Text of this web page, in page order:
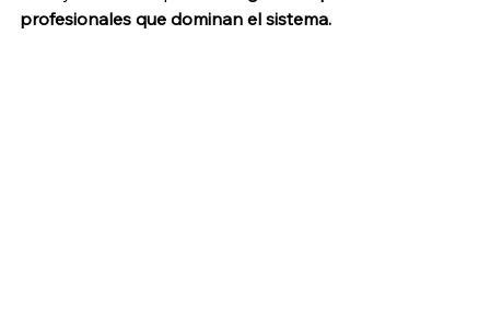
profesionales que dominan el sistema.